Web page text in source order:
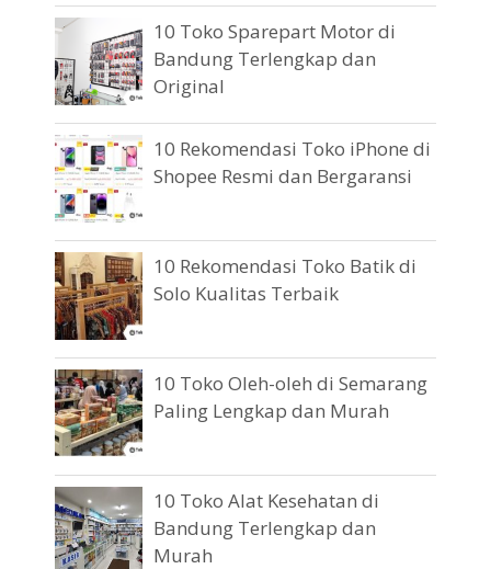
10 Toko Sparepart Motor di
Bandung Terlengkap dan
Original
10 Rekomendasi Toko iPhone di
Shopee Resmi dan Bergaransi
10 Rekomendasi Toko Batik di
Solo Kualitas Terbaik
10 Toko Oleh-oleh di Semarang
Paling Lengkap dan Murah
10 Toko Alat Kesehatan di
Bandung Terlengkap dan
Murah